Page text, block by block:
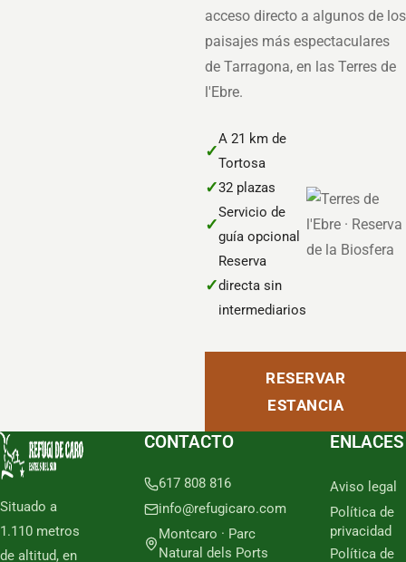
acceso directo a algunos de los
paisajes más espectaculares
de Tarragona, en las Terres de
l'Ebre.
✓
A 21 km de
Tortosa
✓32 plazas
✓
Servicio de
guía opcional
✓
Reserva
directa sin
intermediarios
RESERVAR
ESTANCIA
Situado a
1.110 metros
de altitud, en
CONTACTO
617 808 816
info@refugicaro.com
Montcaro · Parc
Natural dels Ports
ENLACES
Aviso legal
Política de
privacidad
Política de